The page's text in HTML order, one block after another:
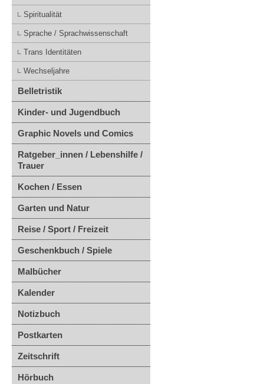
Spiritualität
Sprache / Sprachwissenschaft
Trans Identitäten
Wechseljahre
Belletristik
Kinder- und Jugendbuch
Graphic Novels und Comics
Ratgeber_innen / Lebenshilfe /
Trauer
Kochen / Essen
Garten und Natur
Reise / Sport / Freizeit
Geschenkbuch / Spiele
Malbücher
Kalender
Notizbuch
Postkarten
Zeitschrift
Hörbuch